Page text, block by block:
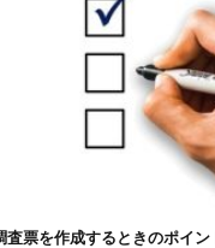
査票を作成するときのポイ